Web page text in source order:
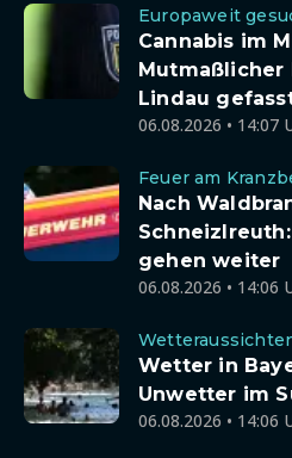
Europaweit
Cannabis im
Mutmaßlicher
Lindau
06.08.2026 • 14:07
Feuer am
Nach
gehen weiter
06.08.2026 • 14:06
Wetter in
Unwetter im
06.08.2026 • 14:06